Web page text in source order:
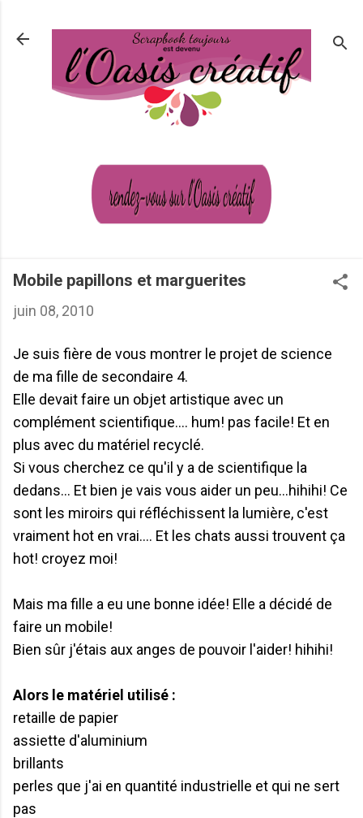
Mobile papillons et marguerites
juin 08, 2010
Je suis fière de vous montrer le projet de science
de ma fille de secondaire 4.
Elle devait faire un objet artistique avec un
complément scientifique.... hum! pas facile! Et en
plus avec du matériel recyclé.
Si vous cherchez ce qu'il y a de scientifique la
dedans... Et bien je vais vous aider un peu...hihihi! Ce
sont les miroirs qui réfléchissent la lumière, c'est
vraiment hot en vrai.... Et les chats aussi trouvent ça
hot! croyez moi!
Mais ma fille a eu une bonne idée! Elle a décidé de
faire un mobile!
Bien sûr j'étais aux anges de pouvoir l'aider! hihihi!
Alors le matériel utilisé :
retaille de papier
assiette d'aluminium
brillants
perles que j'ai en quantité industrielle et qui ne sert
pas